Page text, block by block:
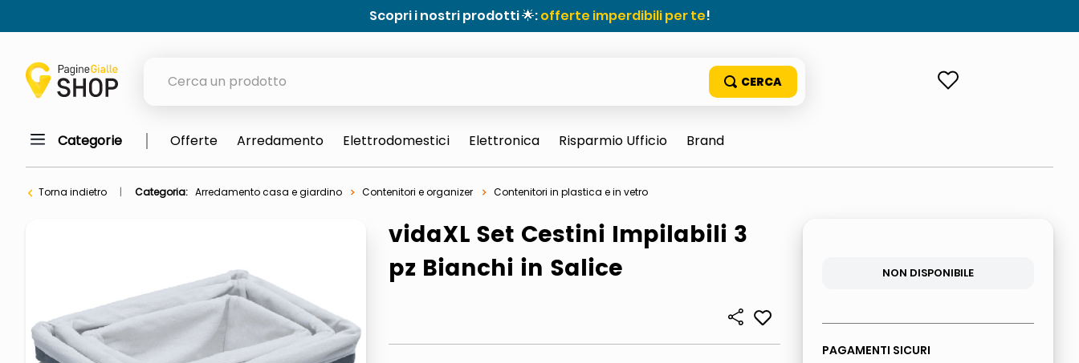
Scopri i nostri prodotti 🌟:offerte imperdibili per te!
meme
lucidatrice pavimenti
astuccio oxford
italia independent occhiali sole 0703 thin rotondo sun
airpods
Categorie Offerte Arredamento Elettrodomestici Elettronica Risparmio Ufficio Brand
Torna indietro Categoria: Arredamento casa e giardino Contenitori e organizer Contenitori in plastica e in vetro
vidaXL Set Cestini Impilabili 3
pz Bianchi in Salice
NON DISPONIBILE
PAGAMENTI SICURI